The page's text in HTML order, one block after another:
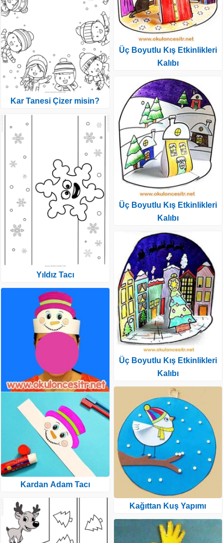
Kar Tanesi Çizer misin?
Yıldız Tacı
Kardan Adam Tacı
Üç Boyutlu Kış Etkinlikleri
Kalıbı
Üç Boyutlu Kış Etkinlikleri
Kalıbı
Üç Boyutlu Kış Etkinlikleri
Kalıbı
Kağıttan Kuş Yapımı